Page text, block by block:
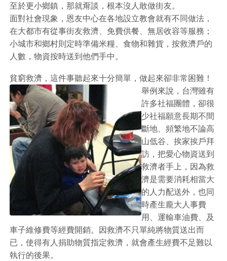
至於更小鄉鎮，那就甭談，根本沒人敢做街友。
面對社會現象，恩友中心在各地設立教會就有不同做法，
在大都市有從事街友救濟、免費供餐、無居收容等服務；
小城市和鄉村則定時準備米糧、食物和雜貨，按救濟戶的
人數，物資按時送到他們手中。
貧窮救濟，這件事聽起來十分簡單，做起來卻非常困難！
舉例來說，台灣雖有
許多社福團體，卻很
少社福願意長期不間
斷地、頻繁地不論高
山低谷、挨家挨戶拜
訪，把愛心物資送到
救濟者手上，因為救
濟是需要消耗相當大
的人力配送外，也同
時產生龐大人事費
用、運輸車油費、及
車子維修費等經費開銷。因救濟不只單純將物質送出而
已，使得有人捐助物質指定救濟，就會產生經費不足難以
執行的後果。